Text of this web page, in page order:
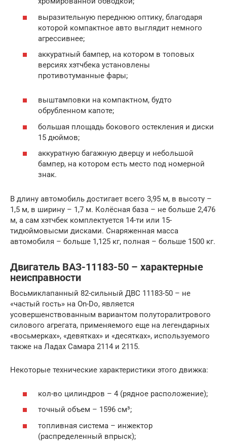
выразительную переднюю оптику, благодаря
которой компактное авто выглядит немного
агрессивнее;
аккуратный бампер, на котором в топовых
версиях хэтчбека установлены
противотуманные фары;
выштамповки на компактном, будто
обрубленном капоте;
большая площадь бокового остекления и диски
15 дюймов;
аккуратную багажную дверцу и небольшой
бампер, на котором есть место под номерной
знак.
В длину автомобиль достигает всего 3,95 м, в высоту –
1,5 м, в ширину – 1,7 м. Колёсная база – не больше 2,476
м, а сам хэтчбек комплектуется 14-ти или 15-
тидюймовысми дисками. Снаряженная масса
автомобиля – больше 1,125 кг, полная – больше 1500 кг.
Двигатель ВАЗ-11183-50 – характерные
неисправности
Восьмиклапанный 82-сильный ДВС 11183-50 – не
«частый гость» на On-Do, является
усовершенствованным вариантом полуторалитрового
силового агрегата, применяемого еще на легендарных
«восьмерках», «девятках» и «десятках», используемого
также на Ладах Самара 2114 и 2115.
Некоторые технические характеристики этого движка:
кол-во цилиндров – 4 (рядное расположение);
точный объем – 1596 см³;
топливная система – инжектор
(распределенный впрыск);